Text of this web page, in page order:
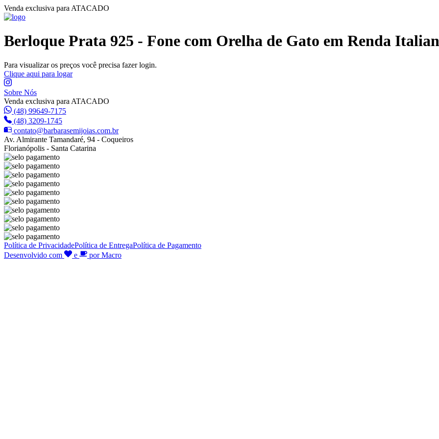
Venda exclusiva para ATACADO
Berloque Prata 925 - Fone com Orelha de Gato em Renda
Para visualizar os preços você precisa fazer login.
Clique aqui para logar
Sobre Nós
Venda exclusiva para ATACADO
(48) 99649-7175
(48) 3209-1745
contato@barbarasemijoias.com.br
Av. Almirante Tamandaré, 94 - Coqueiros
Florianópolis - Santa Catarina
Política de PrivacidadePolítica de EntregaPolítica de Pagamento
Desenvolvido com
e por Macro